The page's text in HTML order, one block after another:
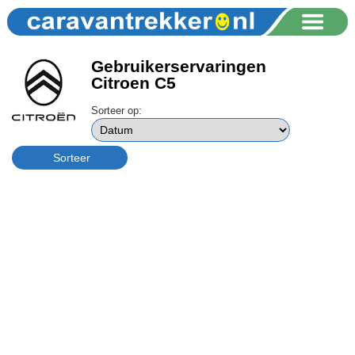
Gebruikerservaringen
Citroen C5
Sorteer op: